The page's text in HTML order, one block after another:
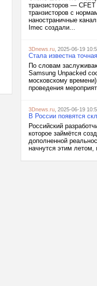
транзисторов —
транзисторов с
наностраничные
Imec создали...
3Dnews.ru , 2025-06-19
Стала известна
По словам
Samsung Unpacked
московскому
проведения
3Dnews.ru , 2025-06-19
В России появятся
Российский
которое займётся
дополненной
начнутся этим